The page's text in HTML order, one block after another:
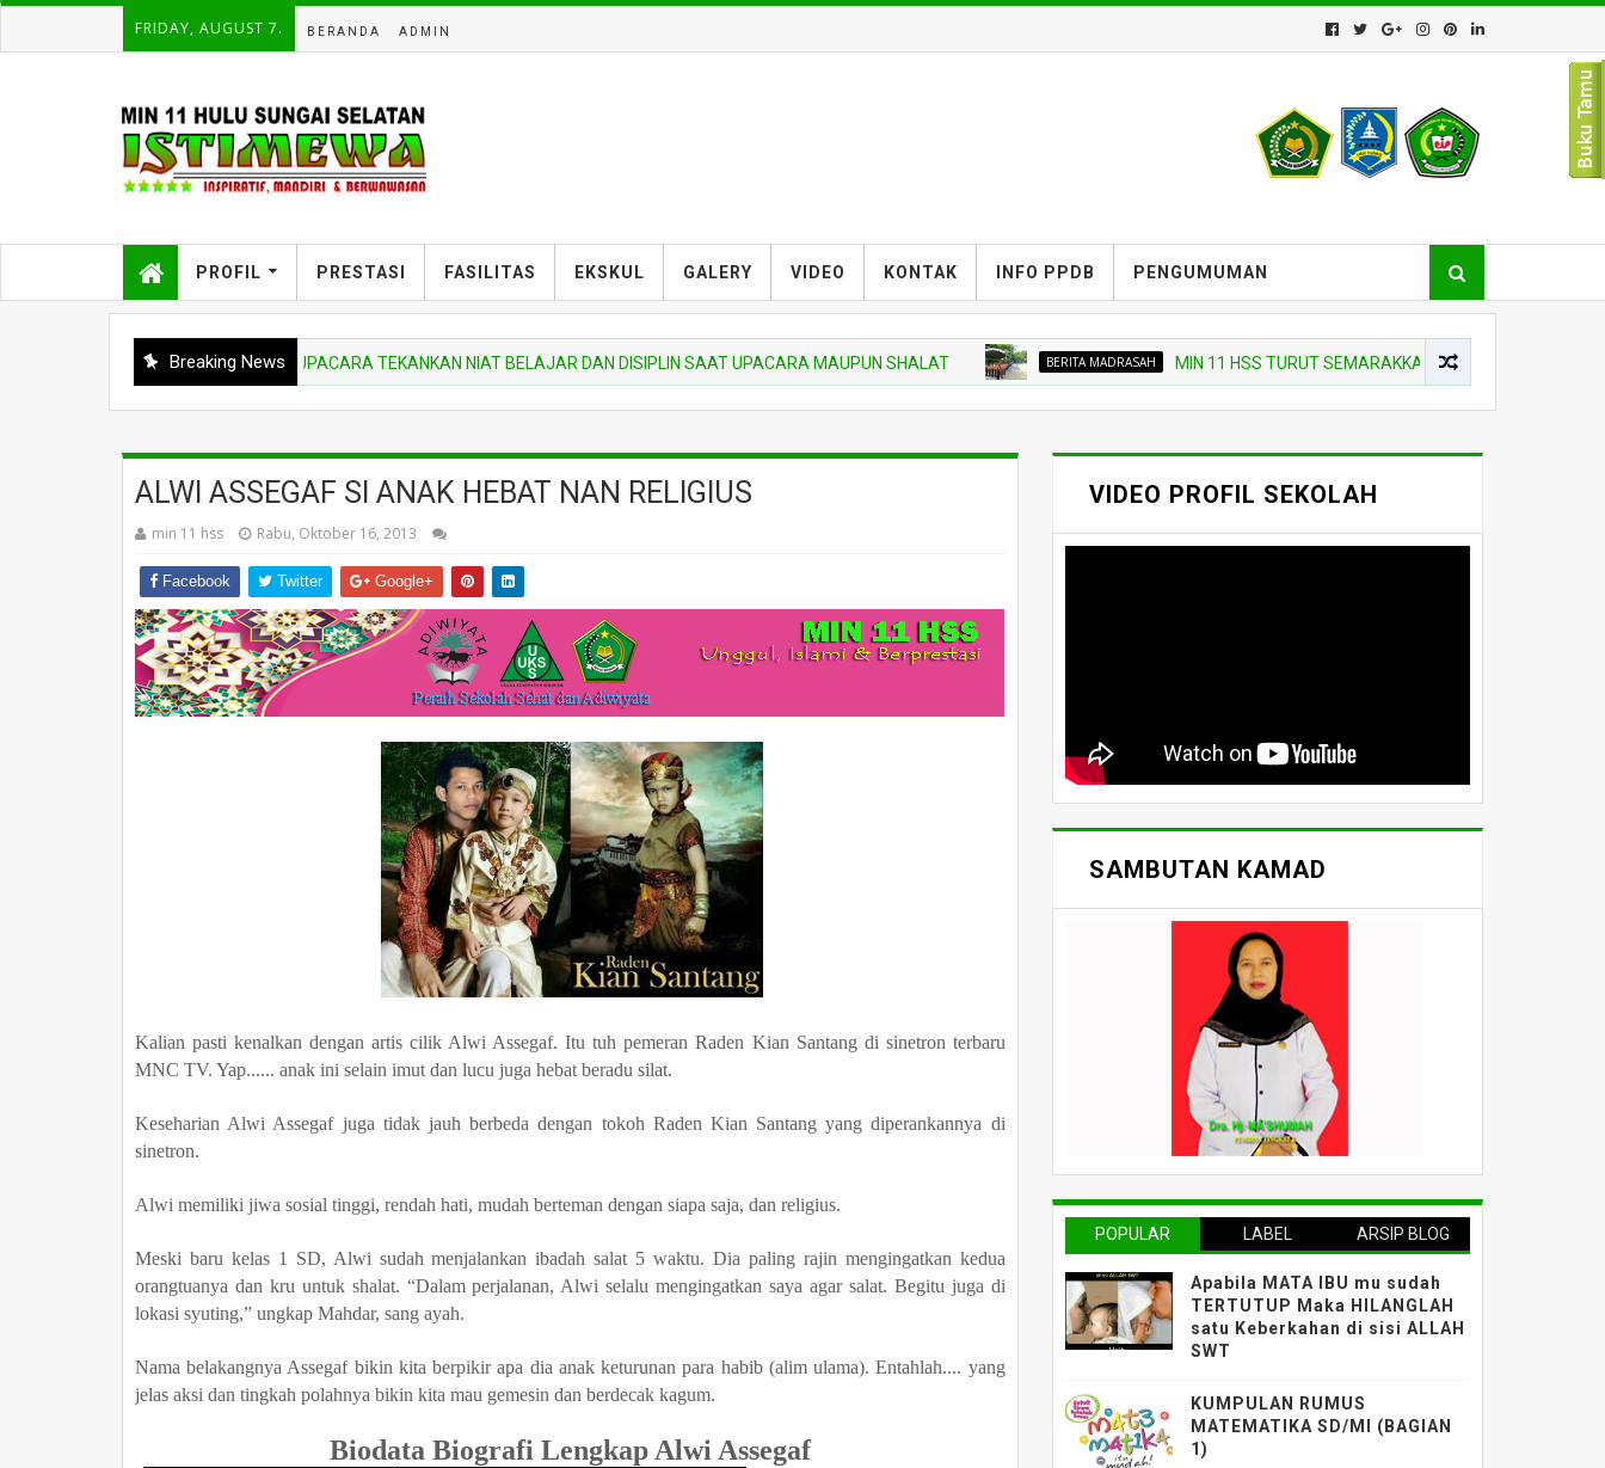
FRIDAY, AUGUST 7. BERANDA ADMIN
PROFIL PRESTASI FASILITAS EKSKUL GALERY VIDEO KONTAK INFO PPDB PENGUMUMAN
Breaking News
PEMBINA UPACARA TEKANKAN NIAT BELAJAR DAN DISIPLIN SAAT UPACARA MAUPUN SHALAT BERITA MADRASAH MIN 11 HSS TURUT SEMARAKKAN UPACARA PEMBUKAAN
ALWI ASSEGAF SI ANAK HEBAT NAN RELIGIUS
min 11 hss Rabu, Oktober 16, 2013
Facebook Twitter Google+
Kalian pasti kenalkan dengan artis cilik Alwi Assegaf. Itu tuh pemeran Raden Kian Santang di sinetron terbaru
MNC TV. Yap...... anak ini selain imut dan lucu juga hebat beradu silat.
Keseharian Alwi Assegaf juga tidak jauh berbeda dengan tokoh Raden Kian Santang yang diperankannya di
sinetron.
Alwi memiliki jiwa sosial tinggi, rendah hati, mudah berteman dengan siapa saja, dan religius.
Meski baru kelas 1 SD, Alwi sudah menjalankan ibadah salat 5 waktu. Dia paling rajin mengingatkan kedua
orangtuanya dan kru untuk shalat. “Dalam perjalanan, Alwi selalu mengingatkan saya agar salat. Begitu juga di
lokasi syuting,” ungkap Mahdar, sang ayah.
Nama belakangnya Assegaf bikin kita berpikir apa dia anak keturunan para habib (alim ulama). Entahlah.... yang
jelas aksi dan tingkah polahnya bikin kita mau gemesin dan berdecak kagum.
Biodata Biografi Lengkap Alwi Assegaf
VIDEO PROFIL SEKOLAH
SAMBUTAN KAMAD
POPULAR LABEL ARSIP BLOG
Apabila MATA IBU mu sudah
TERTUTUP Maka HILANGLAH
satu Keberkahan di sisi ALLAH
SWT
KUMPULAN RUMUS
MATEMATIKA SD/MI (BAGIAN
1)